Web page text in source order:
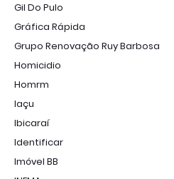
Gil Do Pulo
Gráfica Rápida
Grupo Renovação Ruy Barbosa
Homicidio
Homrm
Iaçu
Ibicaraí
Identificar
Imóvel BB